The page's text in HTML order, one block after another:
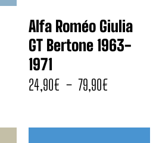
Alfa Roméo Giulia
GT Bertone 1963-
1971
24,90€ – 79,90€